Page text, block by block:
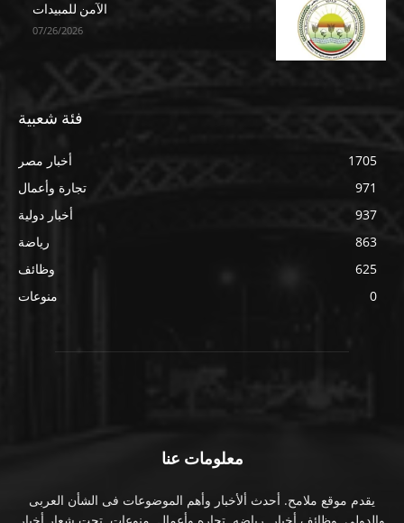
الآمن للمبيدات
07/26/2026
فئة شعبية
أخبار مصر
1705
تجارة وأعمال
971
أخبار دولية
937
رياضة
863
وظائف
625
منوعات
0
معلومات عنا
يقدم موقع ملامح. أحدث ألأخبار وأهم الموضوعات فى الشأن العربى